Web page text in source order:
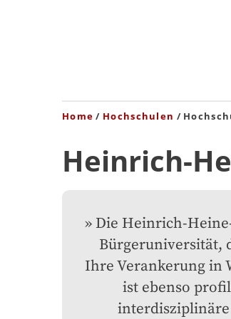
Home Hochschulen
Heinrich-
Die Heinrich-
Bürgeruniversität,
Ihre Verankerung in
ist ebenso